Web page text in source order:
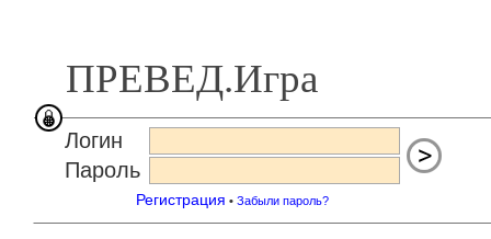
ПРЕВЕД.Игра
Логин
Пароль
Регистрация • Забыли пароль?